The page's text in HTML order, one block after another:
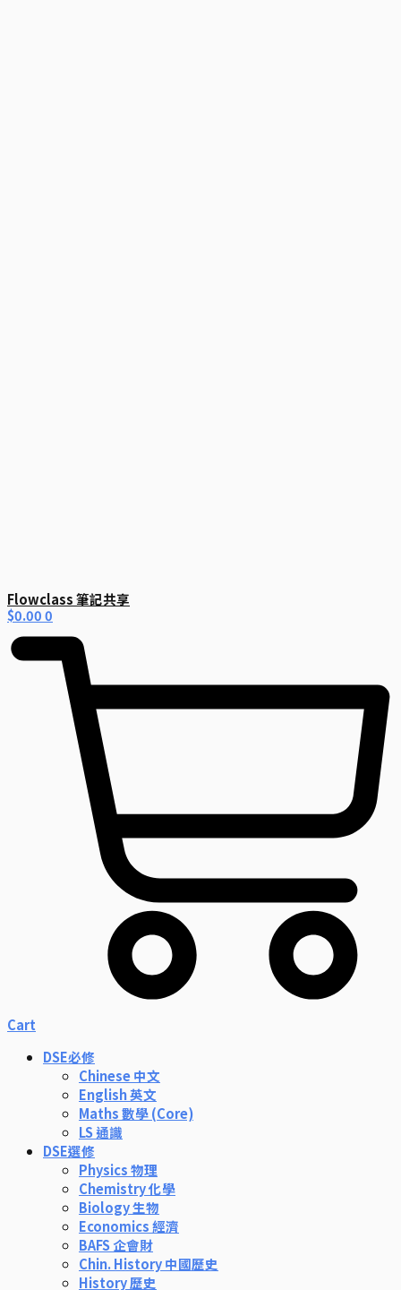
Flowclass 筆記共享
$0.000
Cart
DSE必修
Chinese 中文
English 英文
Maths 數學 (Core)
LS 通識
DSE選修
Physics 物理
Chemistry 化學
Biology 生物
Economics 經濟
BAFS 企會財
Chin. History 中國歷史
History 歷史